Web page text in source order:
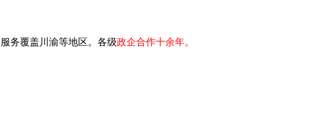
务覆盖川渝等地区。各级政企合作十余年。